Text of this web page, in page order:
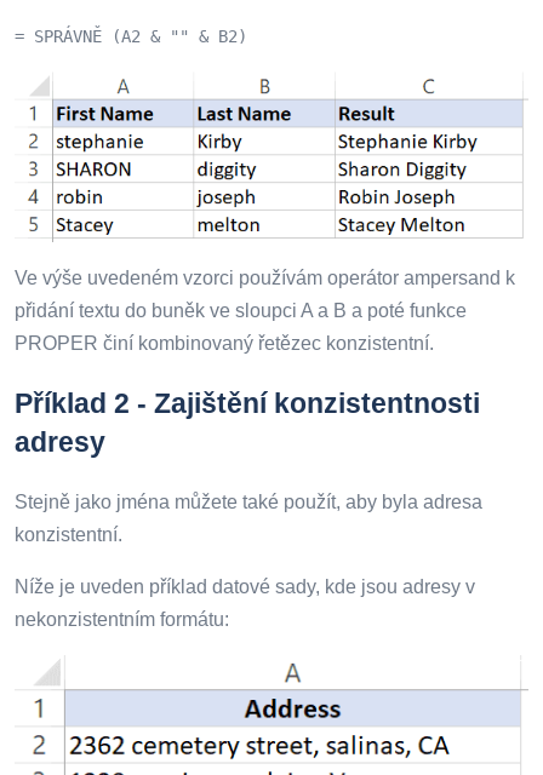
= SPRÁVNĚ (A2 & "" & B2)
Ve výše uvedeném vzorci používám operátor ampersand k
přidání textu do buněk ve sloupci A a B a poté funkce
PROPER činí kombinovaný řetězec konzistentní.
Příklad 2 - Zajištění konzistentnosti
adresy
Stejně jako jména můžete také použít, aby byla adresa
konzistentní.
Níže je uveden příklad datové sady, kde jsou adresy v
nekonzistentním formátu: